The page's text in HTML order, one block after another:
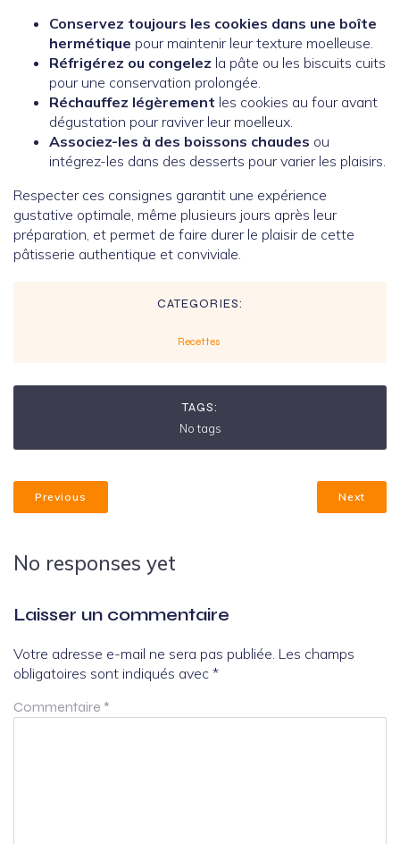
Conservez toujours les cookies dans une boîte
hermétique pour maintenir leur texture moelleuse.
Réfrigérez ou congelez la pâte ou les biscuits cuits
pour une conservation prolongée.
Réchauffez légèrement les cookies au four avant
dégustation pour raviver leur moelleux.
Associez-les à des boissons chaudes ou
intégrez-les dans des desserts pour varier les plaisirs.
Respecter ces consignes garantit une expérience
gustative optimale, même plusieurs jours après leur
préparation, et permet de faire durer le plaisir de cette
pâtisserie authentique et conviviale.
CATEGORIES:
Recettes
TAGS:
No tags
Previous Next
No responses yet
Laisser un commentaire
Votre adresse e-mail ne sera pas publiée. Les champs
obligatoires sont indiqués avec *
Commentaire *